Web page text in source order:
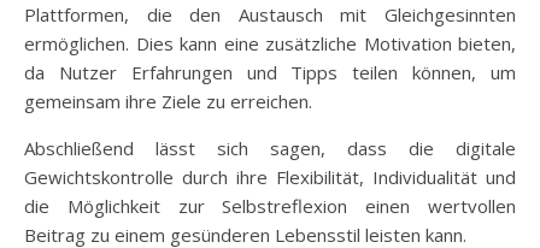
Plattformen, die den Austausch mit Gleichgesinnten
ermöglichen. Dies kann eine zusätzliche Motivation bieten,
da Nutzer Erfahrungen und Tipps teilen können, um
gemeinsam ihre Ziele zu erreichen.
Abschließend lässt sich sagen, dass die digitale
Gewichtskontrolle durch ihre Flexibilität, Individualität und
die Möglichkeit zur Selbstreflexion einen wertvollen
Beitrag zu einem gesünderen Lebensstil leisten kann.